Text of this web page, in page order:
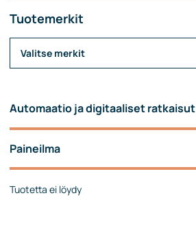
Tuotemerkit
Valitse merkit
Automaatio ja digitaaliset ratkaisut
Paineilma
Tuotetta ei löydy